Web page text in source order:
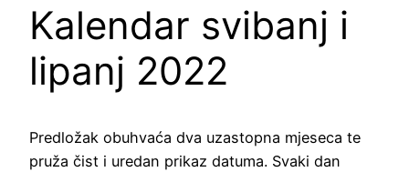
Kalendar svibanj i
lipanj 2022
Predložak obuhvaća dva uzastopna mjeseca te
pruža čist i uredan prikaz datuma. Svaki dan